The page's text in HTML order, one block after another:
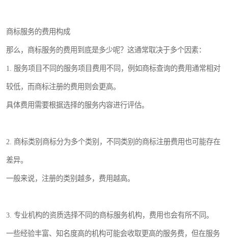
商标服务的费用构成
那么，商标服务的费用到底是多少呢？这通常取决于多个因素：
1. 服务项目不同的服务项目费用不同，例如商标查询的费用通常相对
较低，而商标注册的费用则会更高。
具体费用需要根据选择的服务内容进行评估。
2. 商标类别商标分为多个类别，不同类别的商标注册费用也可能存在
差异。
一般来说，注册的类别越多，费用越高。
3. 专业机构的资质选择不同的商标服务机构，费用也会有所不同。
一些经验丰富、知名度高的机构可能会收取更高的服务费，但在服务